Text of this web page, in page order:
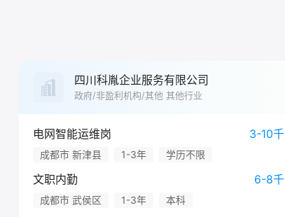
四川科胤企业服务有限公司
政府/非盈利机构/其他 其他行业
电网智能运维岗 3-10千
成都市 新津县 1-3年 学历不限
文职内勤 6-8千
成都市 武侯区 1-3年 本科